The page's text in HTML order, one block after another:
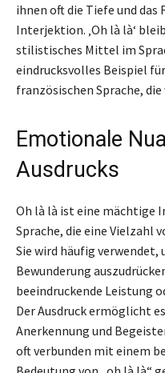
ihnen oft die Tiefe und das
Interjektion. ‚Oh là là‘
stilistisches Mittel im
eindrucksvolles Beispiel
französischen Sprache,
Emotionale
Ausdrucks
Oh là là ist eine mächtige
Sprache, die eine Vielzahl
Sie wird häufig verwendet,
Bewunderung
beeindruckende Leistung
Der Ausdruck ermöglicht
Anerkennung und
oft verbunden mit einem